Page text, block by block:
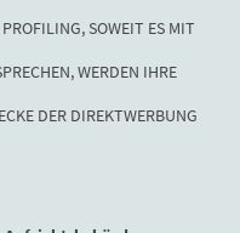
SOWEIT ES MIT
WERDEN IHRE
DER DIREKTWERBUNG